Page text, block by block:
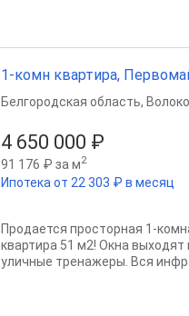
1-комн квартира,
4 650 000 ₽
91 176 ₽ за м2
Ипотека от 22 303 ₽ в месяц
Белгородская область,
Продается просторная 1-
квартира 51 м2! Окна
уличные тренажеры. Вся